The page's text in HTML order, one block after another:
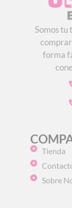
Somos tu
forma
Tienda
Sobre